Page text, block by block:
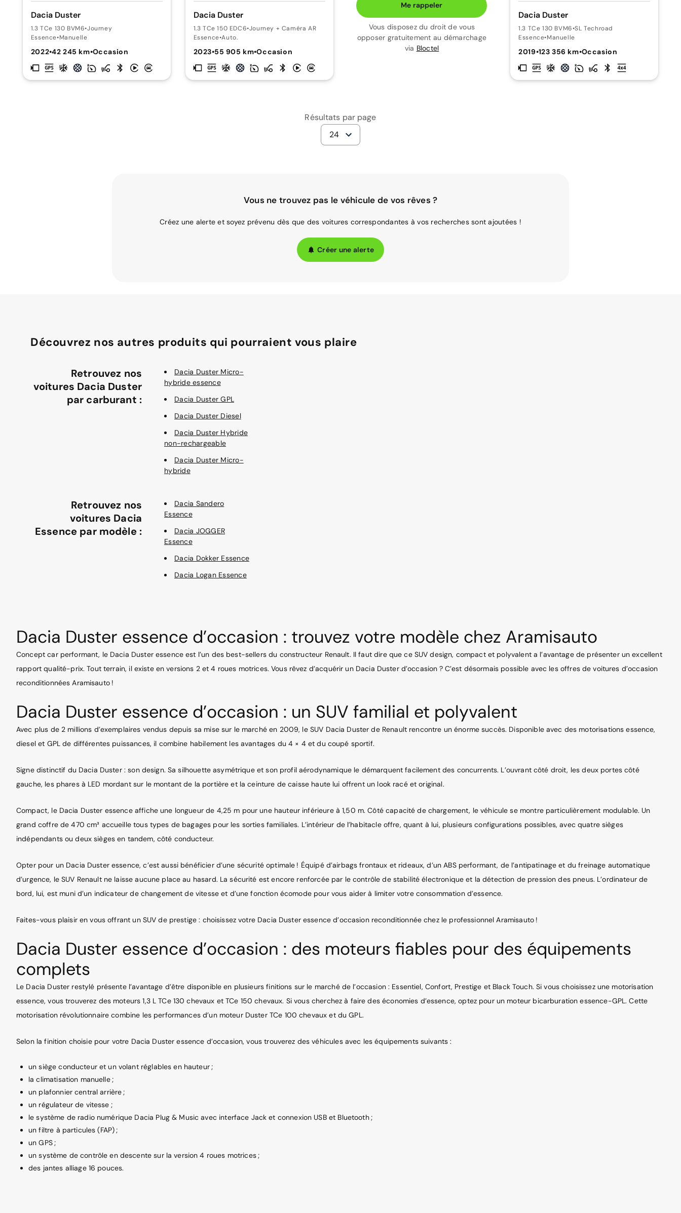
Dacia Duster
1.3 TCe 130 BVM6•Journey
Essence•Manuelle
2022•42 245 km•Occasion
Dacia Duster
1.3 TCe 150 EDC6•Journey + Caméra AR
Essence•Auto.
2023•55 905 km•Occasion
Me rappeler
Vous disposez du droit de vous
opposer gratuitement au démarchage
via Bloctel
Dacia Duster
1.3 TCe 130 BVM6•SL Techroad
Essence•Manuelle
2019•123 356 km•Occasion
Résultats par page
24
Vous ne trouvez pas le véhicule de vos rêves ?
Créez une alerte et soyez prévenu dès que des voitures correspondantes à vos recherches sont ajoutées !
Créer une alerte
Découvrez nos autres produits qui pourraient vous plaire
Retrouvez nos
voitures Dacia Duster
par carburant :
Dacia Duster Micro-
hybride essence
Dacia Duster GPL
Dacia Duster Diesel
Dacia Duster Hybride
non-rechargeable
Dacia Duster Micro-
hybride
Retrouvez nos
voitures Dacia
Essence par modèle :
Dacia Sandero
Essence
Dacia JOGGER
Essence
Dacia Dokker Essence
Dacia Logan Essence
Dacia Duster essence d’occasion : trouvez votre modèle chez Aramisauto
Concept car performant, le Dacia Duster essence est l’un des best-sellers du constructeur Renault. Il faut dire que ce SUV design, compact et polyvalent a l’avantage de présenter un excellent
rapport qualité-prix. Tout terrain, il existe en versions 2 et 4 roues motrices. Vous rêvez d’acquérir un Dacia Duster d’occasion ? C’est désormais possible avec les offres de voitures d’occasion
reconditionnées Aramisauto !
Dacia Duster essence d’occasion : un SUV familial et polyvalent
Avec plus de 2 millions d’exemplaires vendus depuis sa mise sur le marché en 2009, le SUV Dacia Duster de Renault rencontre un énorme succès. Disponible avec des motorisations essence,
diesel et GPL de différentes puissances, il combine habilement les avantages du 4 × 4 et du coupé sportif.
Signe distinctif du Dacia Duster : son design. Sa silhouette asymétrique et son profil aérodynamique le démarquent facilement des concurrents. L’ouvrant côté droit, les deux portes côté
gauche, les phares à LED mordant sur le montant de la portière et la ceinture de caisse haute lui offrent un look racé et original.
Compact, le Dacia Duster essence affiche une longueur de 4,25 m pour une hauteur inférieure à 1,50 m. Côté capacité de chargement, le véhicule se montre particulièrement modulable. Un
grand coffre de 470 cm³ accueille tous types de bagages pour les sorties familiales. L’intérieur de l’habitacle offre, quant à lui, plusieurs configurations possibles, avec quatre sièges
indépendants ou deux sièges en tandem, côté conducteur.
Opter pour un Dacia Duster essence, c’est aussi bénéficier d’une sécurité optimale ! Équipé d’airbags frontaux et rideaux, d’un ABS performant, de l’antipatinage et du freinage automatique
d’urgence, le SUV Renault ne laisse aucune place au hasard. La sécurité est encore renforcée par le contrôle de stabilité électronique et la détection de pression des pneus. L’ordinateur de
bord, lui, est muni d’un indicateur de changement de vitesse et d’une fonction écomode pour vous aider à limiter votre consommation d’essence.
Faites-vous plaisir en vous offrant un SUV de prestige : choisissez votre Dacia Duster essence d’occasion reconditionnée chez le professionnel Aramisauto !
Dacia Duster essence d’occasion : des moteurs fiables pour des équipements
complets
Le Dacia Duster restylé présente l’avantage d’être disponible en plusieurs finitions sur le marché de l’occasion : Essentiel, Confort, Prestige et Black Touch. Si vous choisissez une motorisation
essence, vous trouverez des moteurs 1,3 L TCe 130 chevaux et TCe 150 chevaux. Si vous cherchez à faire des économies d’essence, optez pour un moteur bicarburation essence-GPL. Cette
motorisation révolutionnaire combine les performances d’un moteur Duster TCe 100 chevaux et du GPL.
Selon la finition choisie pour votre Dacia Duster essence d’occasion, vous trouverez des véhicules avec les équipements suivants :
un siège conducteur et un volant réglables en hauteur ;
la climatisation manuelle ;
un plafonnier central arrière ;
un régulateur de vitesse ;
le système de radio numérique Dacia Plug & Music avec interface Jack et connexion USB et Bluetooth ;
un filtre à particules (FAP) ;
un GPS ;
un système de contrôle en descente sur la version 4 roues motrices ;
des jantes alliage 16 pouces.